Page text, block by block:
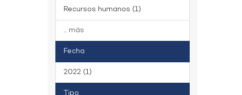
Recursos humanos (1)
... más
Fecha
2022 (1)